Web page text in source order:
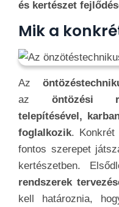
és kertészet
Mik a
Az
az öntözési
telepítésével,
foglalkozik. Konkrét
fontos szerepet
kertészetben.
rendszerek
kell határoznia,